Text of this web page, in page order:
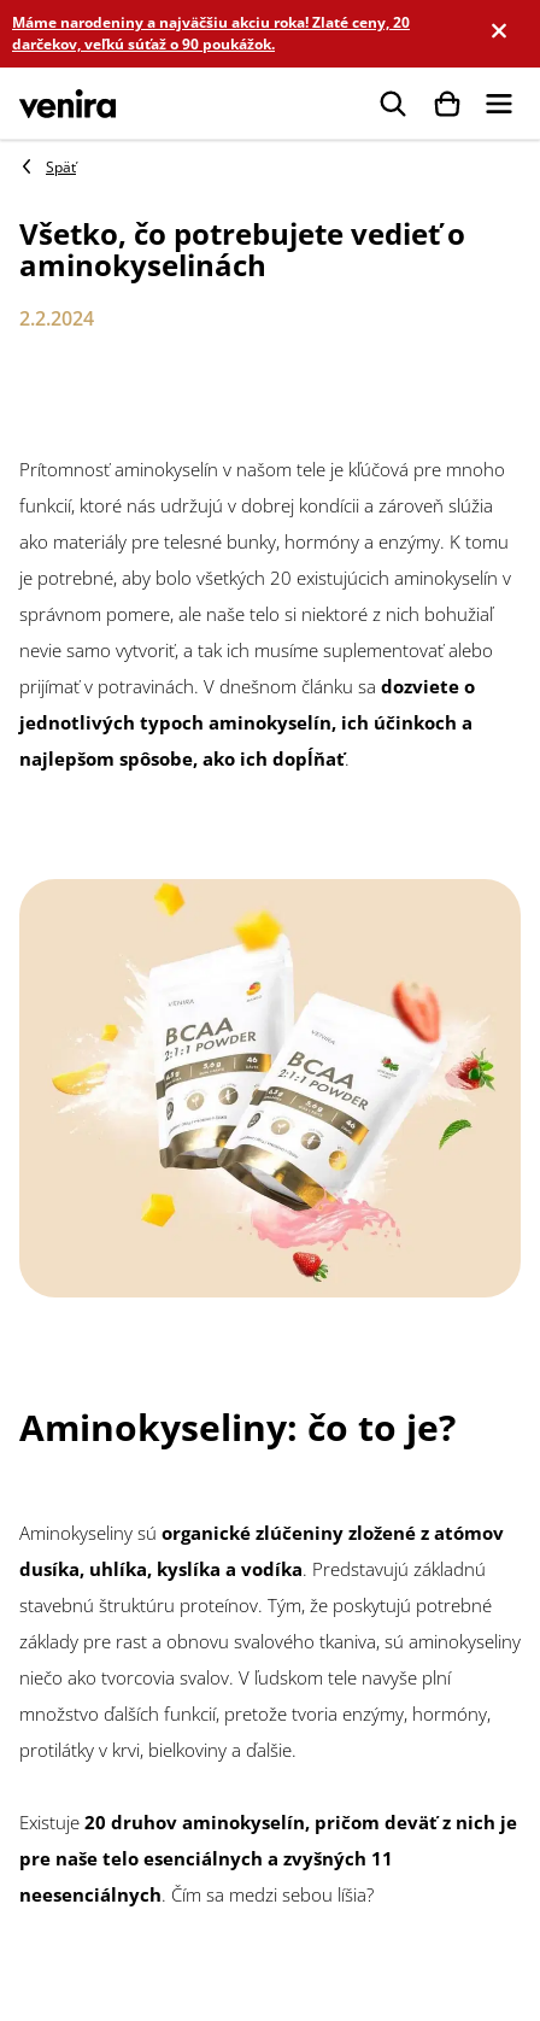
Prejsť
na
obsah
Máme narodeniny a najväčšiu akciu roka! Zlaté ceny, 20
darčekov, veľkú súťaž o 90 poukážok.
Hľadať
Všetko, čo potrebujete vedieť o
aminokyselinách
2.2.2024
Prítomnosť aminokyselín v našom tele je kľúčová pre mnoho
funkcií, ktoré nás udržujú v dobrej kondícii a zároveň slúžia
ako materiály pre telesné bunky, hormóny a enzýmy. K tomu
je potrebné, aby bolo všetkých 20 existujúcich aminokyselín v
správnom pomere, ale naše telo si niektoré z nich bohužiaľ
nevie samo vytvoriť, a tak ich musíme suplementovať alebo
prijímať v potravinách. V dnešnom článku sa dozviete o
jednotlivých typoch aminokyselín, ich účinkoch a
najlepšom spôsobe, ako ich dopĺňať.
Aminokyseliny: čo to je?
Aminokyseliny sú organické zlúčeniny zložené z atómov
dusíka, uhlíka, kyslíka a vodíka. Predstavujú základnú
stavebnú štruktúru proteínov. Tým, že poskytujú potrebné
základy pre rast a obnovu svalového tkaniva, sú aminokyseliny
niečo ako tvorcovia svalov. V ľudskom tele navyše plní
množstvo ďalších funkcií, pretože tvoria enzýmy, hormóny,
protilátky v krvi, bielkoviny a ďalšie.
Existuje 20 druhov aminokyselín, pričom deväť z nich je
pre naše telo esenciálnych a zvyšných 11
neesenciálnych. Čím sa medzi sebou líšia?